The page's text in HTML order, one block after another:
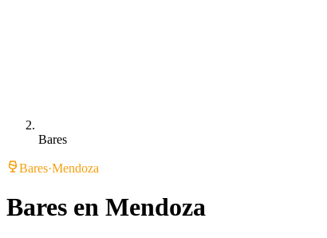
Bares
Bares·Mendoza
Bares en Mendoza